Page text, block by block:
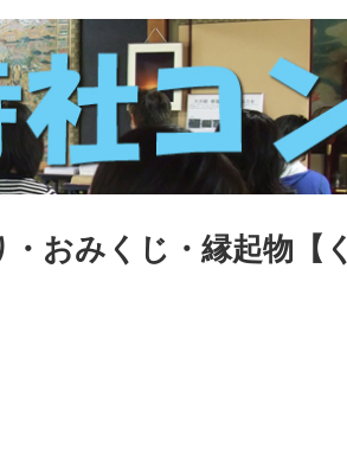
おみくじ・縁起物【く